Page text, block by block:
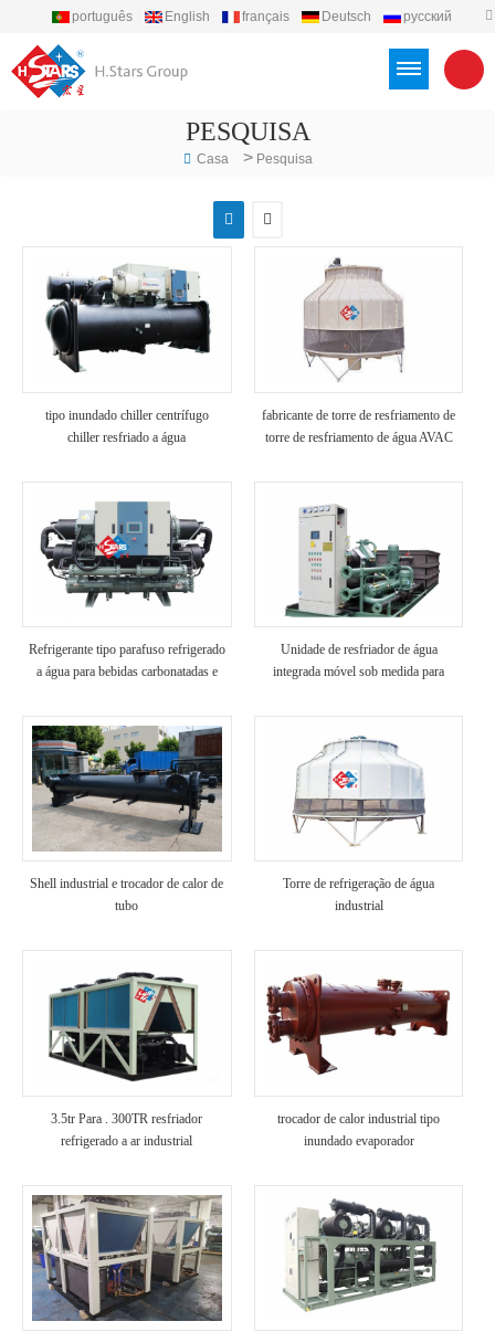
português English français Deutsch
русский
PESQUISA
Casa > Pesquisa
tipo inundado chiller centrífugo
chiller resfriado a água
fabricante de torre de resfriamento de
torre de resfriamento de água AVAC
Refrigerante tipo parafuso refrigerado
a água para bebidas carbonatadas e
Unidade de resfriador de água
integrada móvel sob medida para
Shell industrial e trocador de calor de
tubo
Torre de refrigeração de água
industrial
3.5tr Para . 300TR resfriador
refrigerado a ar industrial
trocador de calor industrial tipo
inundado evaporador